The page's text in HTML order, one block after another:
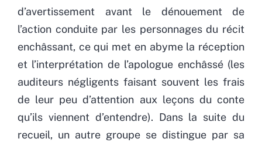
d’avertissement avant le dénouement de
l’action conduite par les personnages du récit
enchâssant, ce qui met en abyme la réception
et l’interprétation de l’apologue enchâssé (les
auditeurs négligents faisant souvent les frais
de leur peu d’attention aux leçons du conte
qu’ils viennent d’entendre). Dans la suite du
recueil, un autre groupe se distingue par sa